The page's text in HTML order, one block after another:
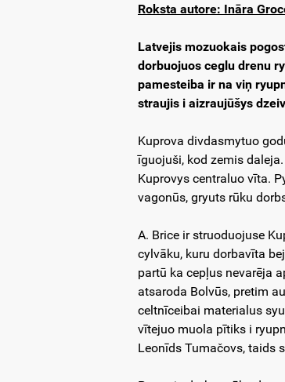
Roksta autore: Ināra
Latvejis mozuokais
dorbuojuos ceglu drenu
pamesteiba ir na viņ
straujis i aizraujūšys
Kuprova divdasmytuo
īguojuši, kod zemis
Kuprovys centraluo vīta.
vagonūs, gryuts rūku
A. Brice ir struoduojuse
cylvāku, kuru dorbavīta
partū ka cepļus nevarēja
atsaroda Bolvūs, pretim
celtnīceibai materialus
vītejuo muola pītiks i
Leonīds Tumačovs, taids